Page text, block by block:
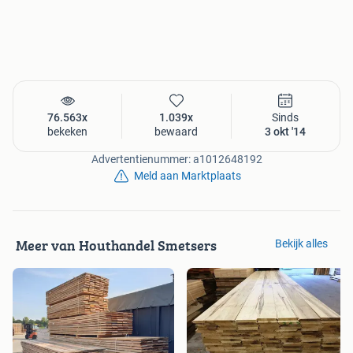
Geopend van:
Maandag t/m vrijdag : 8.00u - 17.00u
Zaterdag : 8.00u - 13.00u
76.563x
bekeken
1.039x
bewaard
Sinds
3 okt '14
Advertentienummer: a1012648192
Meld aan Marktplaats
Meer van Houthandel Smetsers Bekijk alles